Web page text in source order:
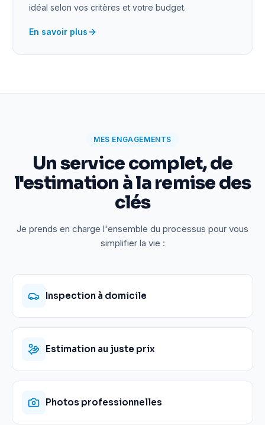
idéal selon vos critères et votre budget.
En savoir plus
MES ENGAGEMENTS
Un service complet, de
l'estimation à la remise des
clés
Je prends en charge l'ensemble du processus pour vous
simplifier la vie :
Inspection à domicile
Estimation au juste prix
Photos professionnelles